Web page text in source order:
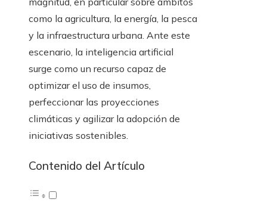
como la agricultura, la energía, la pesca
y la infraestructura urbana. Ante este
escenario, la inteligencia artificial
surge como un recurso capaz de
optimizar el uso de insumos,
perfeccionar las proyecciones
climáticas y agilizar la adopción de
iniciativas sostenibles.
Contenido del Artículo